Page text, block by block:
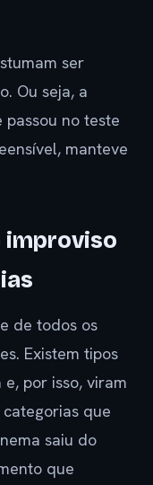
ser
Ou seja, a
no teste
manteve
improviso
de todos os
Existem tipos
por isso, viram
que
saiu do
que